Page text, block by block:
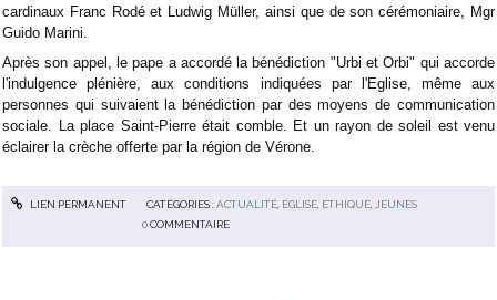
cardinaux Franc Rodé et Ludwig Müller, ainsi que de son cérémoniaire, Mgr
Guido Marini.
Après son appel, le pape a accordé la bénédiction "Urbi et Orbi" qui accorde
l'indulgence plénière, aux conditions indiquées par l'Eglise, même aux
personnes qui suivaient la bénédiction par des moyens de communication
sociale. La place Saint-Pierre était comble. Et un rayon de soleil est venu
éclairer la crèche offerte par la région de Vérone.
LIEN PERMANENT CATÉGORIES :ACTUALITÉ, EGLISE, ETHIQUE,
JEUNES
0 COMMENTAIRE